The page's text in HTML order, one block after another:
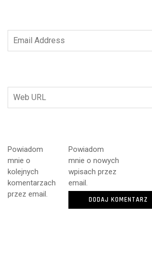
Powiadom
mnie o
kolejnych
komentarzach
przez email.
Powiadom
mnie o nowych
wpisach przez
email.